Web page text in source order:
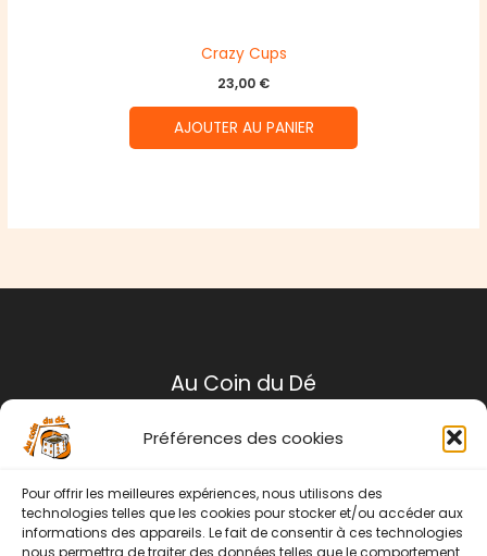
Préférences des cookies
Pour offrir les meilleures expériences, nous utilisons des
technologies telles que les cookies pour stocker et/ou accéder aux
informations des appareils. Le fait de consentir à ces technologies
nous permettra de traiter des données telles que le comportement
Crazy Cups
23,00 €
AJOUTER AU PANIER
Au Coin du Dé
Conditions générales de ventes
Politique de retour
Contact